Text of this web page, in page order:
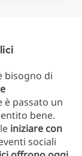
bisogno di
è passato un
bene.
iniziare con
sociali